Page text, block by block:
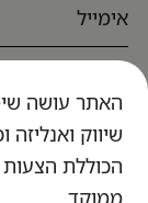
שיווק
הכוללת
ממוקד.